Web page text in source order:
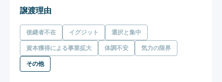
譲渡理由
後継者不在 イグジット 選択と集中
資本獲得による事業拡大 体調不安 気力の限界
その他